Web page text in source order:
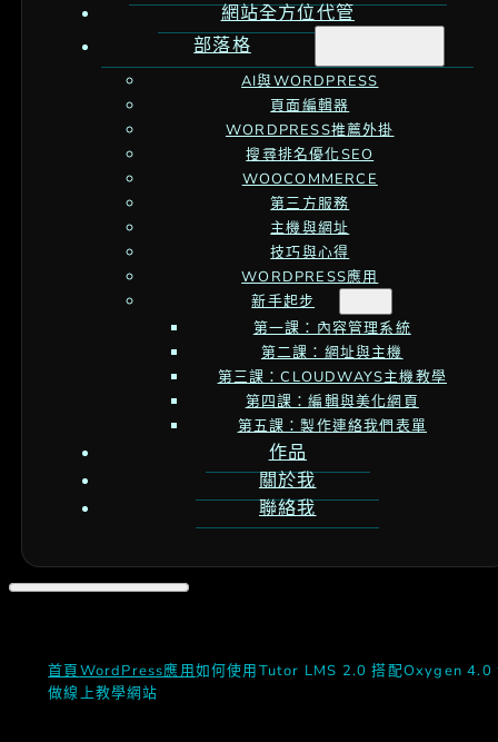
網站全方位代管
部落格
AI與WORDPRESS
頁面編輯器
WORDPRESS推薦外掛
搜尋排名優化SEO
WOOCOMMERCE
第三方服務
主機與網址
技巧與心得
WORDPRESS應用
新手起步
第一課：內容管理系統
第二課：網址與主機
第三課：CLOUDWAYS主機教學
第四課：編輯與美化網頁
第五課：製作連絡我們表單
作品
關於我
聯絡我
首頁WordPress應用如何使用Tutor LMS 2.0 搭配Oxygen 4.0
做線上教學網站